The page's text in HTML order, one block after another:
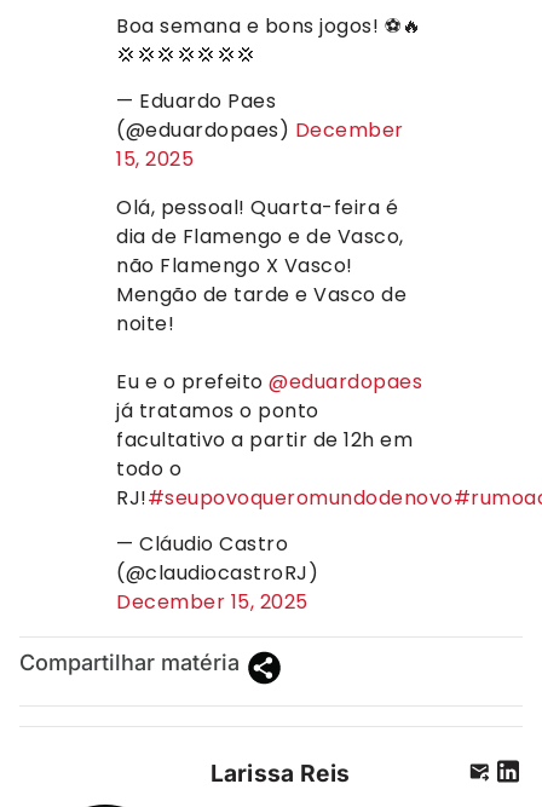
Boa semana e bons jogos! ⚽️🔥
💢💢💢💢💢💢💢
— Eduardo Paes
(@eduardopaes) December
15, 2025
Olá, pessoal! Quarta-feira é
dia de Flamengo e de Vasco,
não Flamengo X Vasco!
Mengão de tarde e Vasco de
noite!
Eu e o prefeito @eduardopaes
já tratamos o ponto
facultativo a partir de 12h em
todo o
RJ!#seupovoqueromundodenovo
— Cláudio Castro
(@claudiocastroRJ)
December 15, 2025
Compartilhar matéria
Larissa Reis